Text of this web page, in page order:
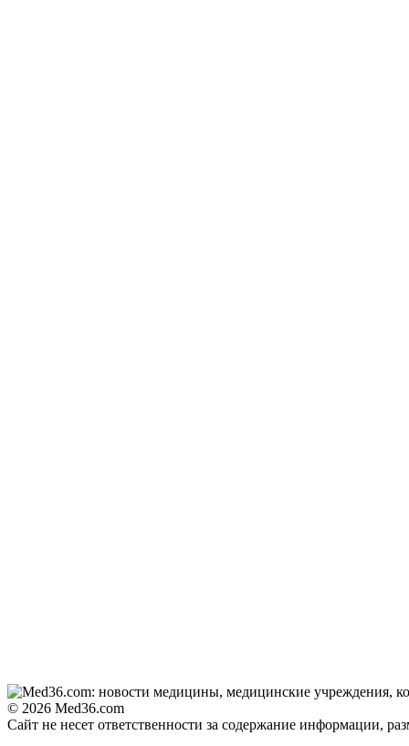
© 2026 Med36.com
Сайт не несет ответственности за содержание информации,